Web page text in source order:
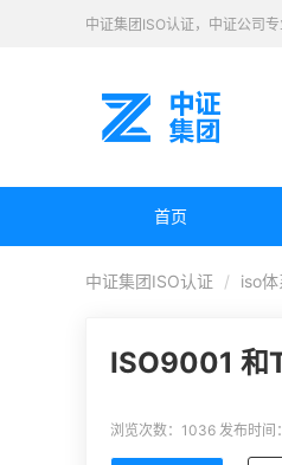
中证集团ISO认证，中证公司
首页
中证集团ISO认证 iso
ISO9001 和
浏览次数：1036 发布时